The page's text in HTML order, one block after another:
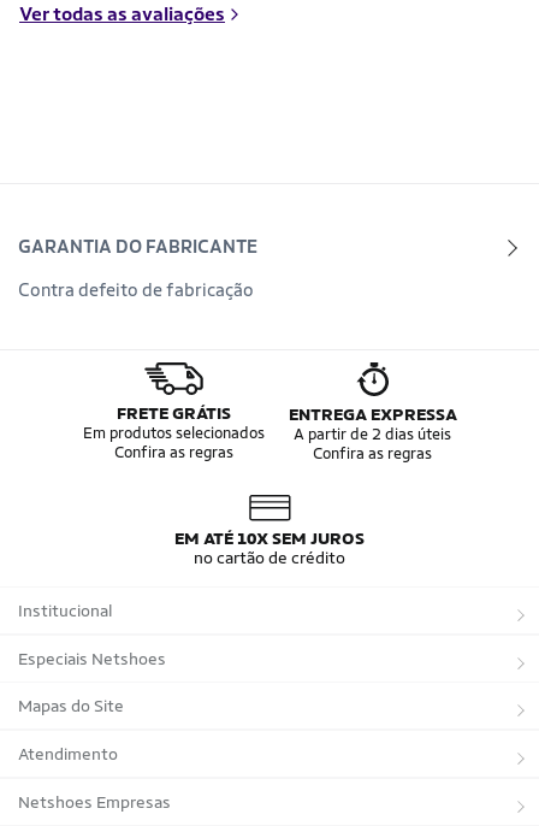
Ver todas as avaliações
GARANTIA DO FABRICANTE
Contra defeito de fabricação
FRETE GRÁTIS
Em produtos selecionados
Confira as regras
ENTREGA EXPRESSA
A partir de 2 dias úteis
Confira as regras
EM ATÉ 10X SEM JUROS
no cartão de crédito
Institucional
Sobre a Netshoes
Política de Privacidade
Programa de Afiliados
Regulamentos
Especiais Netshoes
Suplementos
Corrida
Bicicletas
Mapas do Site
Marcas
Tipos de Produtos
Atendimento
Trocas e devoluções
Netshoes Empresas